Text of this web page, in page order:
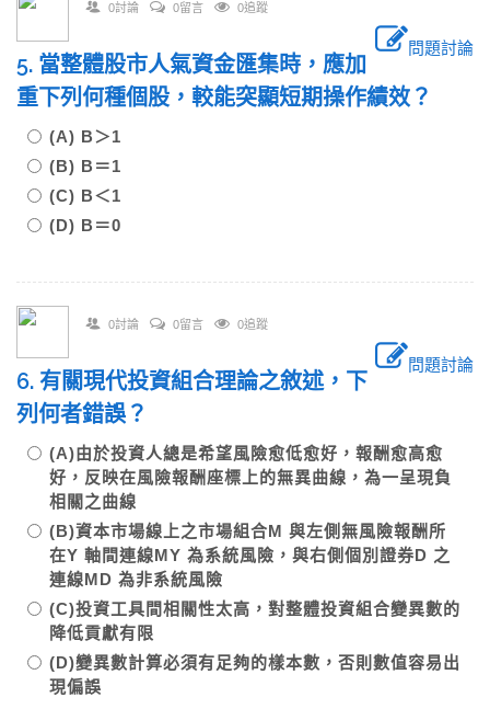
0討論 0留言 0追蹤
問題討論
5. 當整體股市人氣資金匯集時，應加
重下列何種個股，較能突顯短期操作績效？
(A) Β＞1
(B) Β＝1
(C) Β＜1
(D) Β＝0
0討論 0留言 0追蹤
問題討論
6. 有關現代投資組合理論之敘述，下
列何者錯誤？
(A)由於投資人總是希望風險愈低愈好，報酬愈高愈
好，反映在風險報酬座標上的無異曲線，為一呈現負
相關之曲線
(B)資本市場線上之市場組合M 與左側無風險報酬所
在Y 軸間連線MY 為系統風險，與右側個別證券D 之
連線MD 為非系統風險
(C)投資工具間相關性太高，對整體投資組合變異數的
降低貢獻有限
(D)變異數計算必須有足夠的樣本數，否則數值容易出
現偏誤